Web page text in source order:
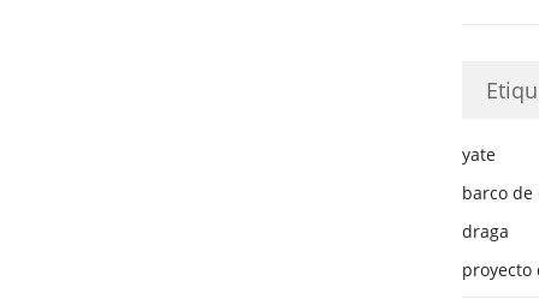
yate
barco de
draga
proyecto